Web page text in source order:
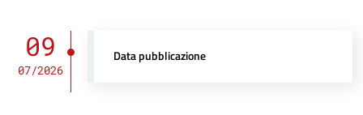
09
07/2026
Data pubblicazione